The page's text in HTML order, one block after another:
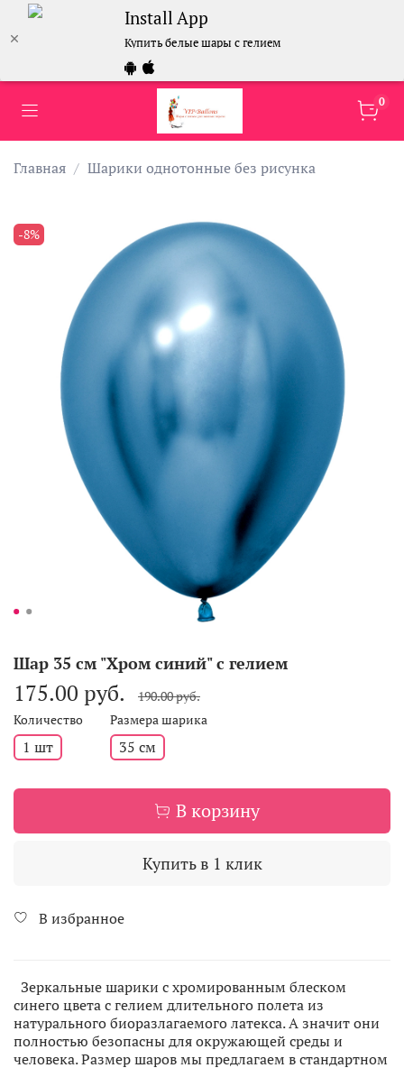
Install App
Купить белые шары с гелием
0
Главная Шарики однотонные без рисунка
-8%
Шар 35 см "Хром синий" с гелием
175.00 руб.
190.00 руб.
Количество
1 шт
Размера шарика
35 см
В корзину
Купить в 1 клик
В избранное
Зеркальные шарики с хромированным блеском
синего цвета с гелием длительного полета из
натурального биоразлагаемого латекса. А значит они
полностью безопасны для окружающей среды и
человека. Размер шаров мы предлагаем в стандартном